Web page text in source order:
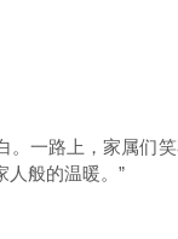
。一路上，家属们
人般的温暖。”